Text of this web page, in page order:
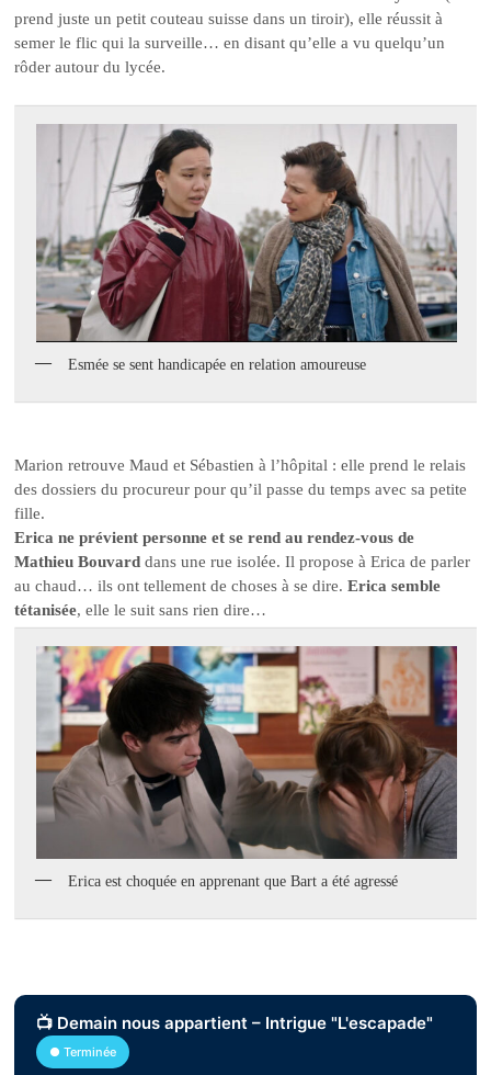
prend juste un petit couteau suisse dans un tiroir), elle réussit à
semer le flic qui la surveille… en disant qu’elle a vu quelqu’un
rôder autour du lycée.
Esmée se sent handicapée en relation amoureuse
Marion retrouve Maud et Sébastien à l’hôpital : elle prend le relais
des dossiers du procureur pour qu’il passe du temps avec sa petite
fille.
Erica ne prévient personne et se rend au rendez-vous de
Mathieu Bouvard dans une rue isolée. Il propose à Erica de parler
au chaud… ils ont tellement de choses à se dire.Erica semble
tétanisée, elle le suit sans rien dire…
Erica est choquée en apprenant que Bart a été agressé
📺 Demain nous appartient – Intrigue "L'escapade"
● Terminée